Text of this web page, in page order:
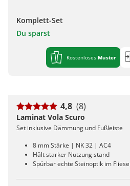
Komplett-Set
Du sparst
Kostenloses Muster
4,8 (8)
Laminat Vola Scuro
Set inklusive Dämmung und Fußleiste
8 mm Stärke | NK 32 | AC4
Hält starker Nutzung stand
Spürbar echte Steinoptik im